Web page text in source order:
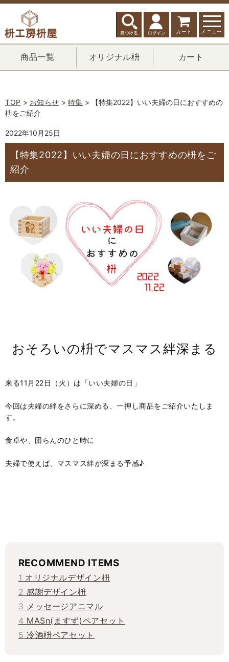
カート メニュー
商品一覧 オリジナル枡 カート
TOP > お知らせ > 特集 > 【特集2022】いい夫婦の日におすすめの
枡をご紹介
2022年10月25日
【特集2022】いい夫婦の日におすすめの枡をご
紹介
おそろいの枡でマスマス絆深まる
来る11月22日（火）は「いい夫婦の日」
今回は夫婦の絆をさらに深める、一押し商品をご紹介いたしま
す。
食卓や、団らんのひと時に
夫婦で使えば、マスマス絆が深まる予感♪
RECOMMEND ITEMS
1 オリジナルデザイン枡
2 感謝デザイン枡
3 メッセージアニマル
4 MASn(ますず)ペアセット
5 冷酒枡ペアセット